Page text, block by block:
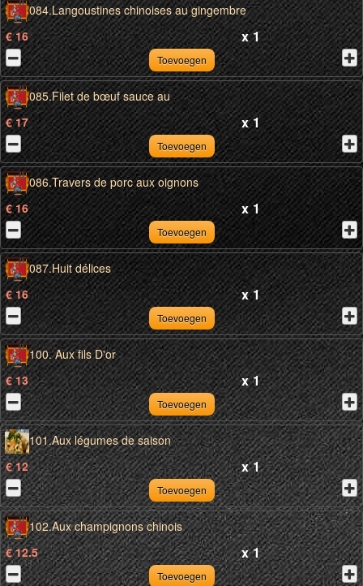
084.Langoustines chinoises au gingembre
€ 16
x 1
Toevoegen
085.Filet de bœuf sauce au
€ 17
x 1
Toevoegen
086.Travers de porc aux oignons
€ 16
x 1
Toevoegen
087.Huit délices
€ 16
x 1
Toevoegen
100. Aux fils D'or
€ 13
x 1
Toevoegen
101.Aux légumes de saison
€ 12
x 1
Toevoegen
102.Aux champignons chinois
€ 12.5
x 1
Toevoegen